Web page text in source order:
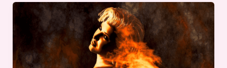
Absence
libido?
Passez
à